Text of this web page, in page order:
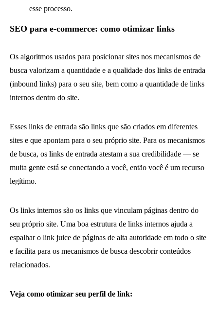
esse processo.
SEO para e-commerce: como otimizar links
Os algoritmos usados para posicionar sites nos mecanismos de
busca valorizam a quantidade e a qualidade dos links de entrada
(inbound links) para o seu site, bem como a quantidade de links
internos dentro do site.
Esses links de entrada são links que são criados em diferentes
sites e que apontam para o seu próprio site. Para os mecanismos
de busca, os links de entrada atestam a sua credibilidade — se
muita gente está se conectando a você, então você é um recurso
legítimo.
Os links internos são os links que vinculam páginas dentro do
seu próprio site. Uma boa estrutura de links internos ajuda a
espalhar o link juice de páginas de alta autoridade em todo o site
e facilita para os mecanismos de busca descobrir conteúdos
relacionados.
Veja como otimizar seu perfil de link: